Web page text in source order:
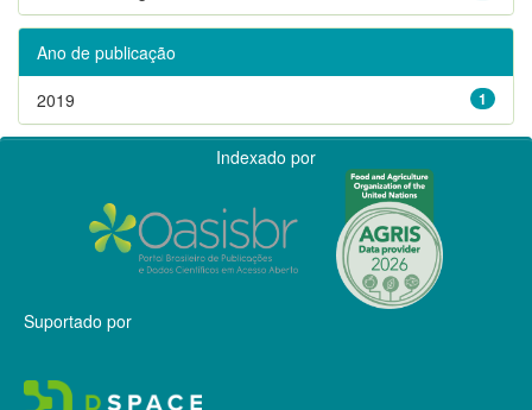
Ano de publicação
1
2019
Indexado por
Suportado por